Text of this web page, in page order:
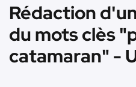
Rédaction
du mots clès
catamaran" -